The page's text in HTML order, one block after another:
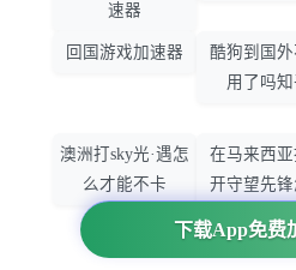
下载App免费
速器
回国游戏加速器
酷狗到国外
用了吗知
澳洲打sky光·遇怎
么才能不卡
在马来西亚
开守望先锋
办